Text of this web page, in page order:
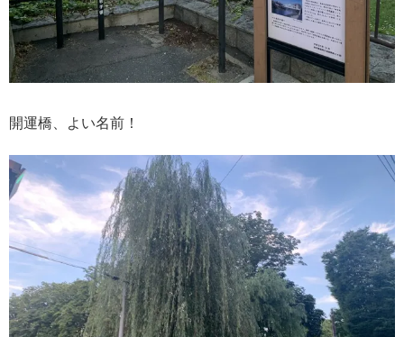
開運橋、よい名前！